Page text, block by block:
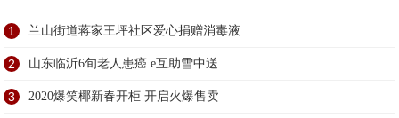
1 兰山街道蒋家王坪社区爱心捐赠消毒液
2 山东临沂6旬老人患癌 e互助雪中送
3 2020爆笑椰新春开柜 开启火爆售卖